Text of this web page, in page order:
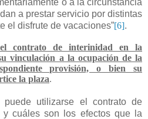
a prestar servicio por distintas
el disfrute de vacaciones”[6].
contrato de interinidad en la
vinculación a la ocupación de la
provisión, o bien su
la plaza.
utilizarse el contrato de
cuáles son los efectos que la